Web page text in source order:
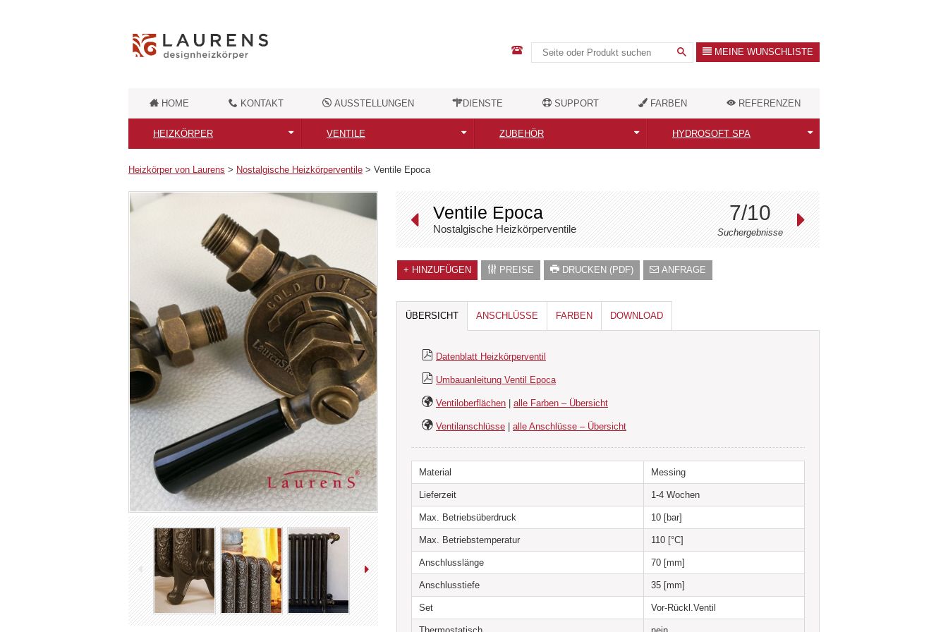
MEINE WUNSCHLISTE
HOME KONTAKT AUSSTELLUNGEN DIENSTE SUPPORT FARBEN REFERENZEN
HEIZKÖRPER
Alle Heizkörper
Badheizkörper
Retro Badheizkörper
Badheizkörper aus Messing
Moderne Designheizkörper
Unikate Designheizkörper
Antike Gusseisenheizkörper
Industrie Rippenrohrheizkörper
Röhrenheizkörper
Elektrische Heizkörper
VENTILE
Alle Ventile
Moderne Designventile
Nostalgische Ventile
ZUBEHÖR
Elektrische Heizstäbe
Handtuchhalter
HYDROSOFT SPA
Classic / FamilyDuo
Royal
Heizkörper von Laurens > Nostalgische Heizkörperventile > Ventile Epoca
7/10
Suchergebnisse
Ventile Epoca
Nostalgische Heizkörperventile
+ HINZUFÜGEN PREISE DRUCKEN (PDF) ANFRAGE
ÜBERSICHT ANSCHLÜSSE FARBEN DOWNLOAD
Datenblatt Heizkörperventil
Umbauanleitung Ventil Epoca
Ventiloberflächen alle Farben – Übersicht
Ventilanschlüsse alle Anschlüsse – Übersicht
Material Messing
Lieferzeit 1-4 Wochen
Max. Betriebsüberdruck 10 [bar]
Max. Betriebstemperatur 110 [°C]
Anschlusslänge 70 [mm]
Anschlusstiefe 35 [mm]
Set Vor-Rückl.Ventil